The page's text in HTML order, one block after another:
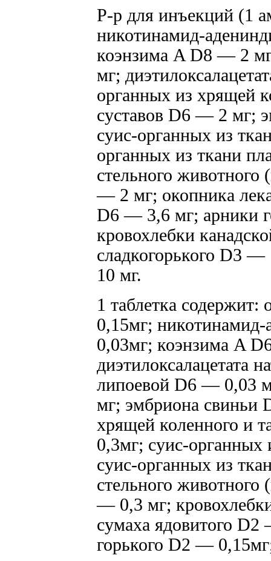
Р-р для инъекций (1
никотинамид-
коэнзима A D8 — 2
мг;
органных из хрящей
суставов D6 — 2 мг;
суис-органных из
органных из ткани
стельного
— 2 мг; окопника
D6 — 3,6 мг; арники
кровохлебки
сладкогорького D3
10 мг.
1 таблетка
0,15мг;
0,03мг; коэнзима A
диэтилоксалацетата
липоевой D6 — 0,03
мг; эмбриона свиньи
хрящей коленного и
0,3мг; суис-
суис-органных из
стельного
— 0,3 мг;
сумаха ядовитого
горького D2 —